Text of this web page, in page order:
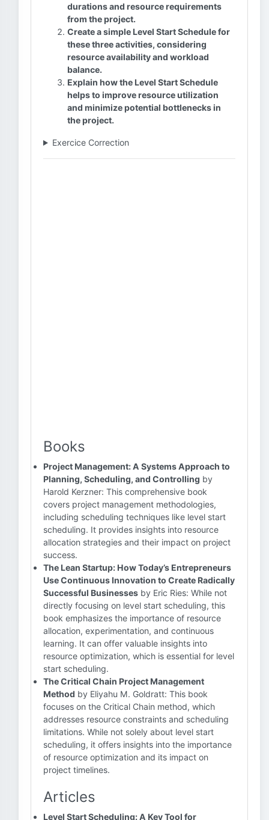
durations and resource requirements
from the project.
Create a simple Level Start Schedule for
these three activities, considering
resource availability and workload
balance.
Explain how the Level Start Schedule
helps to improve resource utilization
and minimize potential bottlenecks in
the project.
Exercice Correction
Books
Project Management: A Systems Approach to
Planning, Scheduling, and Controlling by
Harold Kerzner: This comprehensive book
covers project management methodologies,
including scheduling techniques like level start
scheduling. It provides insights into resource
allocation strategies and their impact on project
success.
The Lean Startup: How Today’s Entrepreneurs
Use Continuous Innovation to Create Radically
Successful Businesses by Eric Ries: While not
directly focusing on level start scheduling, this
book emphasizes the importance of resource
allocation, experimentation, and continuous
learning. It can offer valuable insights into
resource optimization, which is essential for level
start scheduling.
The Critical Chain Project Management
Method by Eliyahu M. Goldratt: This book
focuses on the Critical Chain method, which
addresses resource constraints and scheduling
limitations. While not solely about level start
scheduling, it offers insights into the importance
of resource optimization and its impact on
project timelines.
Articles
Level Start Scheduling: A Key Tool for